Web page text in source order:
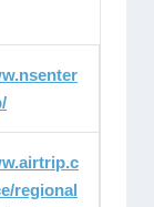
regional